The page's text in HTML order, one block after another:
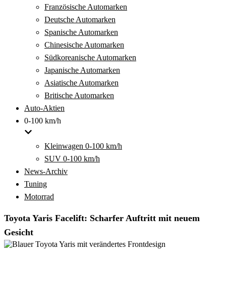
Französische Automarken
Deutsche Automarken
Spanische Automarken
Chinesische Automarken
Südkoreanische Automarken
Japanische Automarken
Asiatische Automarken
Britische Automarken
Auto-Aktien
0-100 km/h
Kleinwagen 0-100 km/h
SUV 0-100 km/h
News-Archiv
Tuning
Motorrad
Toyota Yaris Facelift: Scharfer Auftritt mit neuem
Gesicht